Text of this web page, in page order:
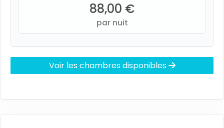
88,00 €
par nuit
Voir les chambres disponibles